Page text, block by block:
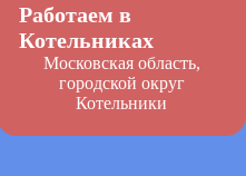
Работаем в
Котельниках
Московская область,
городской округ
Котельники